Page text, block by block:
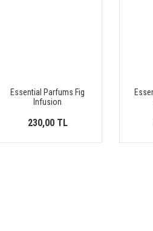
Essential Parfums Fig
Infusion
230,00 TL